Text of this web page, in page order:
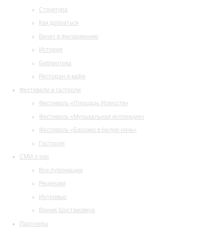
Структура
Как добраться
Визит в филармонию
История
Библиотека
Ресторан и кафе
Фестивали и гастроли
Фестиваль «Площадь Искусств»
Фестиваль «Музыкальная коллекция»
Фестиваль «Барокко в белую ночь»
Гастроли
СМИ о нас
Все публикации
Рецензии
Интервью
Время Шостаковича
Партнеры